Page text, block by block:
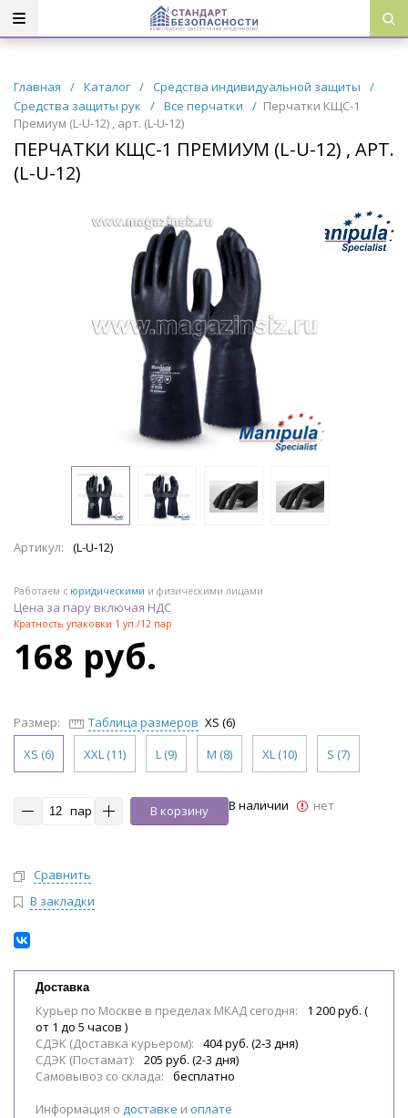
Главная / Каталог / Средства индивидуальной защиты
/
Средства защиты рук
/ Все перчатки / Перчатки КЩС-1
Премиум (L-U-12) , арт. (L-U-12)
ПЕРЧАТКИ КЩС-1 ПРЕМИУМ (L-U-12) , АРТ.
(L-U-12)
Артикул: (L-U-12)
Работаем с юридическими и физическими лицами
Цена за пару включая НДС
Кратность упаковки 1 уп./12 пар
168 руб.
Размер: Таблица размеров XS (6)
XS (6)
XXL (11) L (9) M (8) XL (10) S (7)
пар В корзину В наличии нет
Сравнить
В закладки
Доставка
Курьер по Москве в пределах МКАД сегодня:
1 200 руб. (
от 1 до 5 часов )
СДЭК (Доставка курьером):
404 руб. (2-3 дня)
СДЭК (Постамат):
205 руб. (2-3 дня)
Самовывоз со склада:
бесплатно
Информация о доставке и оплате